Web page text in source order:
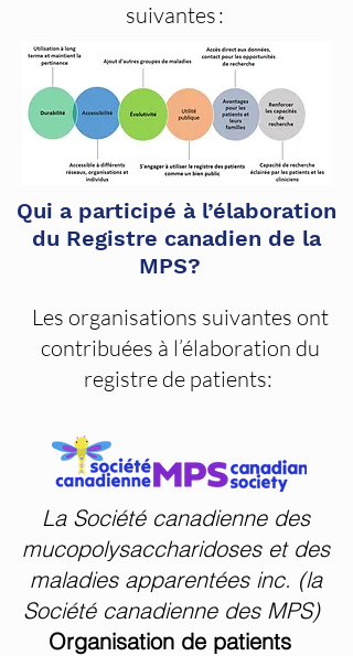
suivantes :
Qui a participé à l’élaboration
du Registre canadien de la
MPS?
Les organisations suivantes ont
contribuées à l’élaboration du
registre de patients:
La Société canadienne des
mucopolysaccharidoses et des
maladies apparentées inc. (la
Société canadienne des MPS)
Organisation de patients